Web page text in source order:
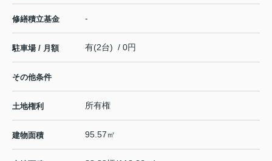
修繕積立基金 -
駐車場 / 月額 有(2台) / 0円
その他条件
土地権利 所有権
建物面積 95.57㎡